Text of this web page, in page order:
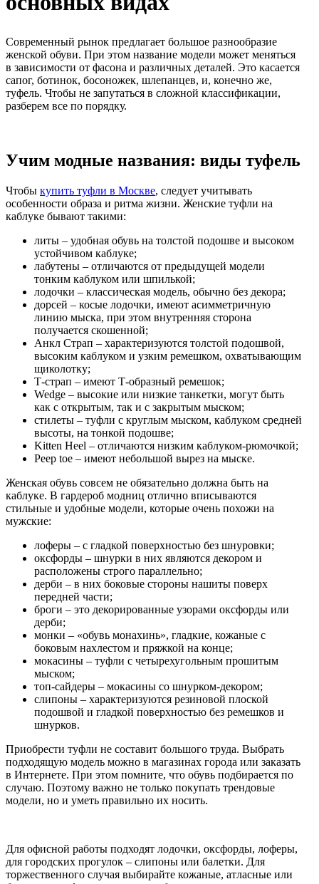
Современный рынок предлагает большое разнообразие
женской обуви. При этом название модели может меняться
в зависимости от фасона и различных деталей. Это касается
сапог, ботинок, босоножек, шлепанцев, и, конечно же,
туфель. Чтобы не запутаться в сложной классификации,
разберем все по порядку.
Учим модные названия: виды туфель
Чтобы купить туфли в Москве, следует учитывать
особенности образа и ритма жизни. Женские туфли на
каблуке бывают такими:
литы – удобная обувь на толстой подошве и высоком
устойчивом каблуке;
лабутены – отличаются от предыдущей модели
тонким каблуком или шпилькой;
лодочки – классическая модель, обычно без декора;
дорсей – косые лодочки, имеют асимметричную
линию мыска, при этом внутренняя сторона
получается скошенной;
Анкл Страп – характеризуются толстой подошвой,
высоким каблуком и узким ремешком, охватывающим
щиколотку;
Т-страп – имеют Т-образный ремешок;
Wedge – высокие или низкие танкетки, могут быть
как с открытым, так и с закрытым мыском;
стилеты – туфли с круглым мыском, каблуком средней
высоты, на тонкой подошве;
Kitten Heel – отличаются низким каблуком-рюмочкой;
Peep toe – имеют небольшой вырез на мыске.
Женская обувь совсем не обязательно должна быть на
каблуке. В гардероб модниц отлично вписываются
стильные и удобные модели, которые очень похожи на
мужские:
лоферы – с гладкой поверхностью без шнуровки;
оксфорды – шнурки в них являются декором и
расположены строго параллельно;
дерби – в них боковые стороны нашиты поверх
передней части;
броги – это декорированные узорами оксфорды или
дерби;
монки – «обувь монахинь», гладкие, кожаные с
боковым нахлестом и пряжкой на конце;
мокасины – туфли с четырехугольным прошитым
мыском;
топ-сайдеры – мокасины со шнурком-декором;
слипоны – характеризуются резиновой плоской
подошвой и гладкой поверхностью без ремешков и
шнурков.
Приобрести туфли не составит большого труда. Выбрать
подходящую модель можно в магазинах города или заказать
в Интернете. При этом помните, что обувь подбирается по
случаю. Поэтому важно не только покупать трендовые
модели, но и уметь правильно их носить.
Для офисной работы подходят лодочки, оксфорды, лоферы,
для городских прогулок – слипоны или балетки. Для
торжественного случая выбирайте кожаные, атласные или